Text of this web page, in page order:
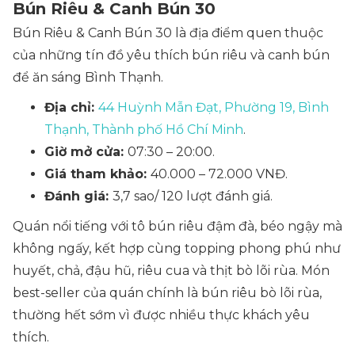
Bún Riêu & Canh Bún 30
Bún Riêu & Canh Bún 30 là địa điểm quen thuộc
của những tín đồ yêu thích bún riêu và canh bún
để ăn sáng Bình Thạnh.
Địa chỉ: 44 Huỳnh Mẫn Đạt, Phường 19, Bình
Thạnh, Thành phố Hồ Chí Minh.
Giờ mở cửa: 07:30 – 20:00.
Giá tham khảo: 40.000 – 72.000 VNĐ.
Đánh giá: 3,7 sao/ 120 lượt đánh giá.
Quán nổi tiếng với tô bún riêu đậm đà, béo ngậy mà
không ngấy, kết hợp cùng topping phong phú như
huyết, chả, đậu hũ, riêu cua và thịt bò lõi rùa. Món
best-seller của quán chính là bún riêu bò lõi rùa,
thường hết sớm vì được nhiều thực khách yêu
thích.